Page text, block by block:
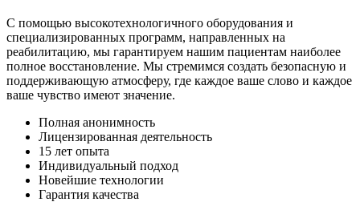
С помощью высокотехнологичного оборудования и
специализированных программ, направленных на
реабилитацию, мы гарантируем нашим пациентам наиболее
полное восстановление. Мы стремимся создать безопасную и
поддерживающую атмосферу, где каждое ваше слово и каждое
ваше чувство имеют значение.
Полная анонимность
Лицензированная деятельность
15 лет опыта
Индивидуальный подход
Новейшие технологии
Гарантия качества